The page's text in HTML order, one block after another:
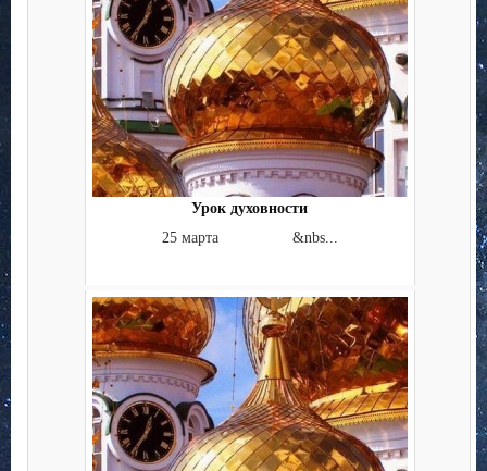
Урок духовности
25 марта &nbs...